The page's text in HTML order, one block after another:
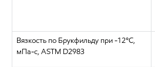
Вязкость по Брукфильду при -12°C,
мПа-с, ASTM D2983